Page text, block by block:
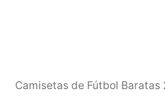
Camisetas de Fútbol